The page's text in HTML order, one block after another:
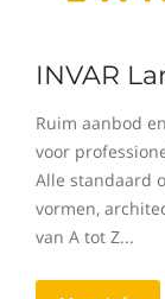
INVAR
Ruim aanbod
voor
Alle standaard
vormen,
van A tot Z...